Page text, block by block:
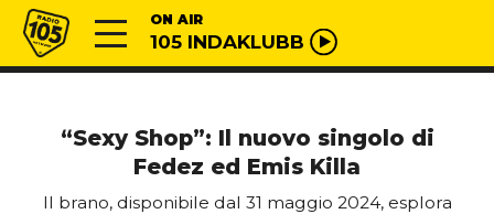
Vai al contenuto
Radio 105 ON AIR
105 INDAKLUBB
“Sexy Shop”: Il nuovo singolo di
Fedez ed Emis Killa
Il brano, disponibile dal 31 maggio 2024, esplora